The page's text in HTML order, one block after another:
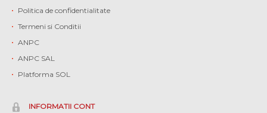
Politica de confidentialitate
Termeni si Conditii
ANPC
ANPC SAL
Platforma SOL
INFORMATII CONT